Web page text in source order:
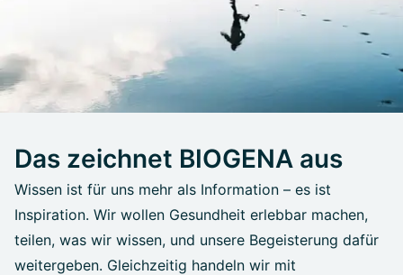
Das zeichnet BIOGENA aus
Wissen ist für uns mehr als Information – es ist
Inspiration. Wir wollen Gesundheit erlebbar machen,
teilen, was wir wissen, und unsere Begeisterung dafür
weitergeben. Gleichzeitig handeln wir mit